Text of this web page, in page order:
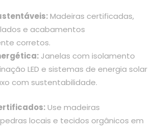
Madeiras certificadas,
e acabamentos
corretos.
Janelas com isolamento
LED e sistemas de energia solar
com sustentabilidade.
Use madeiras
locais e tecidos orgânicos em